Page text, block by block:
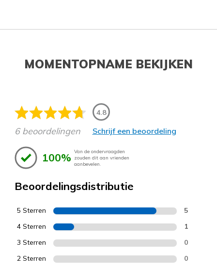
MOMENTOPNAME BEKIJKEN
4.8
6 beoordelingen Schrijf een beoordeling
100% Van de ondervraagden
zouden dit aan vrienden
aanbevelen.
Beoordelingsdistributie
5 Sterren 5
4 Sterren 1
3 Sterren 0
2 Sterren 0